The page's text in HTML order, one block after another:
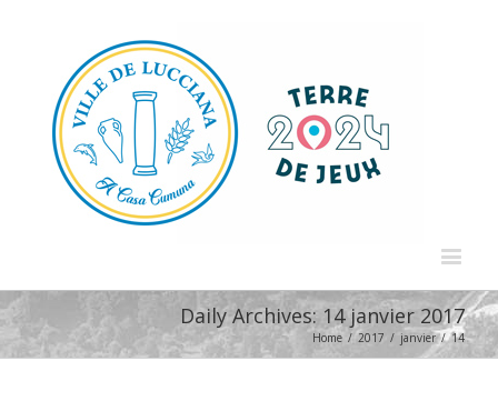
Daily Archives:14 janvier 2017
Home / 2017 / janvier / 14